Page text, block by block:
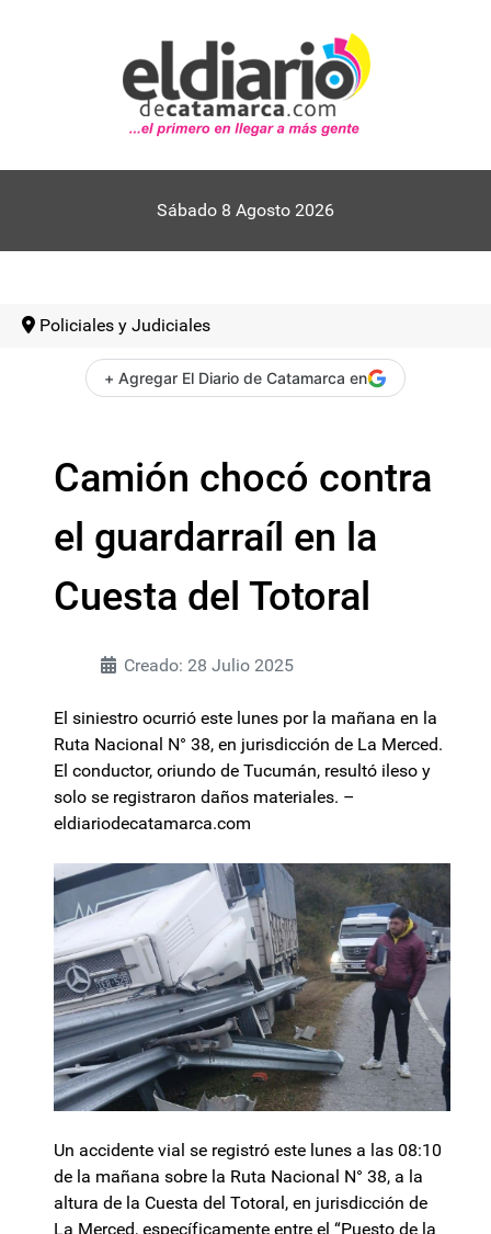
Sábado 8 Agosto 2026
Policiales y Judiciales
+ Agregar El Diario de Catamarca en
Camión chocó contra
el guardarraíl en la
Cuesta del Totoral
Creado: 28 Julio 2025
El siniestro ocurrió este lunes por la mañana en la
Ruta Nacional N° 38, en jurisdicción de La Merced.
El conductor, oriundo de Tucumán, resultó ileso y
solo se registraron daños materiales. –
eldiariodecatamarca.com
Un accidente vial se registró este lunes a las 08:10
de la mañana sobre la Ruta Nacional N° 38, a la
altura de la Cuesta del Totoral, en jurisdicción de
La Merced, específicamente entre el “Puesto de la